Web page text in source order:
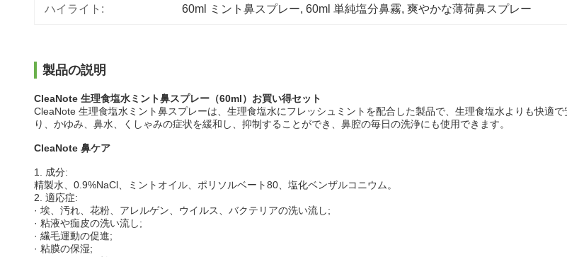
ハイライト: 60ml ミント鼻スプレー, 60ml 単純塩分鼻霧, 爽やかな薄荷鼻スプレー
製品の説明
CleaNote 生理食塩水ミント鼻スプレー（60ml）お買い得セット
CleaNote 生理食塩水ミント鼻スプレーは、生理食塩水にフレッシュミントを配合した製品で、生理食塩水よりも快適
り、かゆみ、鼻水、くしゃみの症状を緩和し、抑制することができ、鼻腔の毎日の洗浄にも使用できます。
CleaNote 鼻ケア
1. 成分:
精製水、0.9%NaCl、ミントオイル、ポリソルベート80、塩化ベンザルコニウム。
2. 適応症:
· 埃、汚れ、花粉、アレルゲン、ウイルス、バクテリアの洗い流し;
· 粘液や痂皮の洗い流し;
· 繊毛運動の促進;
· 粘膜の保湿;